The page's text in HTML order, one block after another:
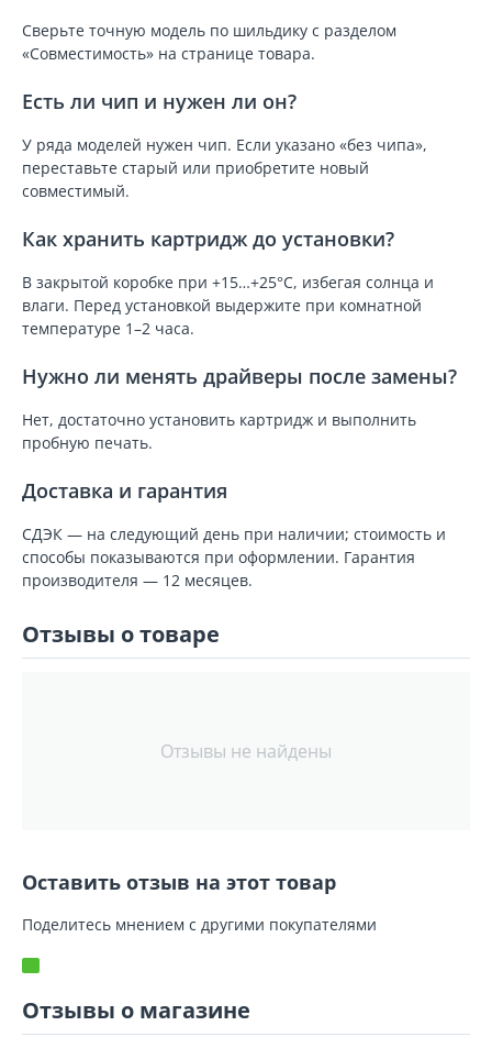
Сверьте точную модель по шильдику с разделом
«Совместимость» на странице товара.
Есть ли чип и нужен ли он?
У ряда моделей нужен чип. Если указано «без чипа»,
переставьте старый или приобретите новый
совместимый.
Как хранить картридж до установки?
В закрытой коробке при +15…+25°C, избегая солнца и
влаги. Перед установкой выдержите при комнатной
температуре 1–2 часа.
Нужно ли менять драйверы после замены?
Нет, достаточно установить картридж и выполнить
пробную печать.
Доставка и гарантия
СДЭК — на следующий день при наличии; стоимость и
способы показываются при оформлении. Гарантия
производителя — 12 месяцев.
Отзывы о товаре
Отзывы не найдены
Оставить отзыв на этот товар
Поделитесь мнением с другими покупателями
Отзывы о магазине